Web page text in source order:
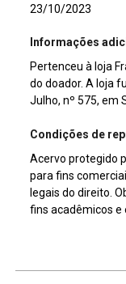
23/10/2023
Informações
Pertenceu à loja
do doador. A loja
Julho, nº 575, em
Condições de
Acervo protegido
para fins
legais do direito.
fins acadêmicos e